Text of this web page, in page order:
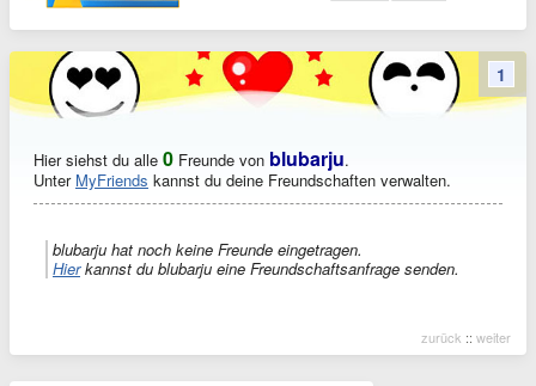
Hier siehst du alle 0 Freunde von blubarju.
Unter MyFriends kannst du deine Freundschaften verwalten.
blubarju hat noch keine Freunde eingetragen.
Hierkannst du blubarju eine Freundschaftsanfrage senden.
zurück :: weiter
1